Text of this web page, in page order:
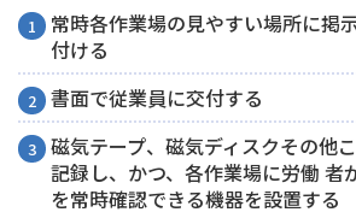
常時各作業場の見やすい場所に掲
付ける
書面で従業員に交付する
磁気テープ、磁気ディスクその他
記録し、かつ、各作業場に労働 者
を常時確認できる機器を設置する